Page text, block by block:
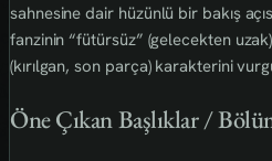
sahnesine dair hüzünlü bir bakış
fanzinin “fütürsüz” (gelecekten
(kırılgan, son parça) karakterini
Öne Çıkan Başlıklar /